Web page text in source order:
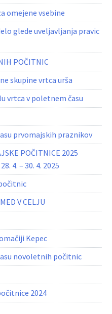
omejene vsebine
glede uveljavljanja pravic
POČITNIC
skupine vrtca urša
vrtca v poletnem času
prvomajskih praznikov
POČITNICE 2025
4. – 30. 4. 2025
V CELJU
Kepec
novoletnih počitnic
2024